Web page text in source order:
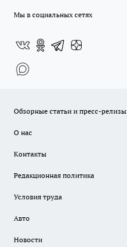
Мы в социальных сетях
Обзорные статьи и пресс-релизы
О нас
Контакты
Редакционная политика
Условия труда
Авто
Новости